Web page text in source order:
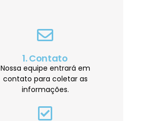
1. Contato
Nossa equipe entrará em
contato para coletar as
informações.